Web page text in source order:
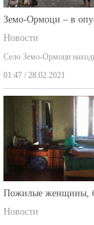
Земо-Ормоци – в
Новости
Село Земо-Ормоци
01:47 / 28.02.2021
Пожилые женщины,
Новости